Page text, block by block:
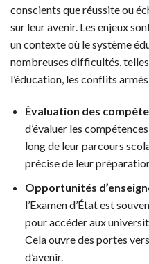
conscients que réussite ou
sur leur avenir. Les enjeux
un contexte où le système
nombreuses difficultés, telles
l’éducation, les conflits
Évaluation des
d’évaluer les
long de leur parcours
précise de leur
Opportunités
l’Examen d’État est
pour accéder aux
Cela ouvre des portes
d’avenir.